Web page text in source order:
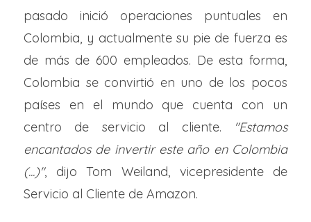
pasado inició operaciones puntuales en
Colombia, y actualmente su pie de fuerza es
de más de 600 empleados. De esta forma,
Colombia se convirtió en uno de los pocos
países en el mundo que cuenta con un
centro de servicio al cliente.
"Estamos
encantados de invertir este año en Colombia
(...)", dijo Tom Weiland, vicepresidente de
Servicio al Cliente de Amazon.